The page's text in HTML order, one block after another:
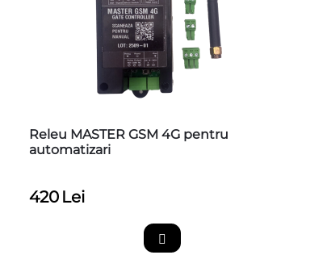
Releu MASTER GSM 4G pentru
automatizari
420 Lei